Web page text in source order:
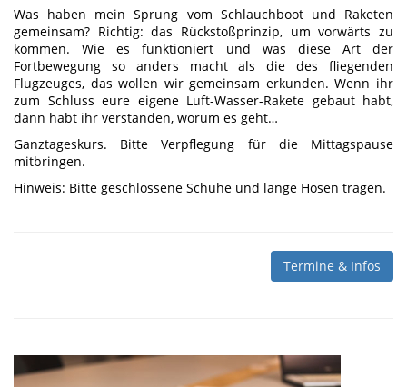
Was haben mein Sprung vom Schlauchboot und Raketen
gemeinsam? Richtig: das Rückstoßprinzip, um vorwärts zu
kommen. Wie es funktioniert und was diese Art der
Fortbewegung so anders macht als die des fliegenden
Flugzeuges, das wollen wir gemeinsam erkunden. Wenn ihr
zum Schluss eure eigene Luft-Wasser-Rakete gebaut habt,
dann habt ihr verstanden, worum es geht…
Ganztageskurs. Bitte Verpflegung für die Mittagspause
mitbringen.
Hinweis: Bitte geschlossene Schuhe und lange Hosen tragen.
Termine & Infos